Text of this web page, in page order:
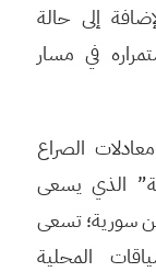
إلى حالة
في مسار
الصراع
الذي يسعى
سورية؛ تسعى
المحلية